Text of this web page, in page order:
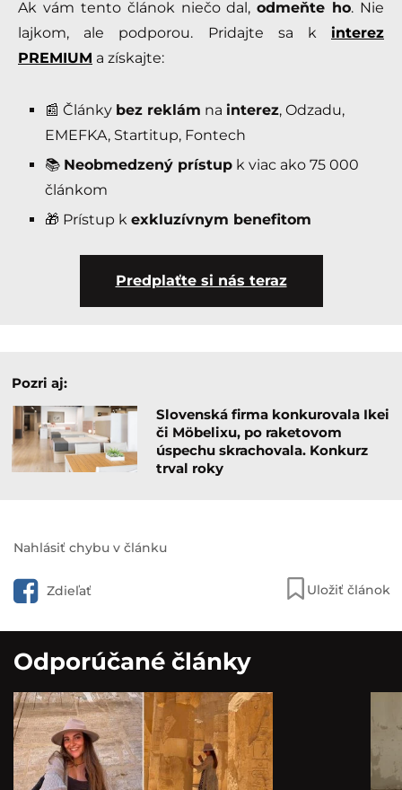
Ak vám tento článok niečo dal,odmeňte ho. Nie
lajkom, ale podporou. Pridajte sa k interez
PREMIUM a získajte:
📰 Články bez reklám na interez, Odzadu,
EMEFKA, Startitup, Fontech
📚 Neobmedzený prístup k viac ako 75 000
článkom
🎁 Prístup k exkluzívnym benefitom
Predplaťte si nás teraz
Pozri aj:
Slovenská firma konkurovala Ikei
či Möbelixu, po raketovom
úspechu skrachovala. Konkurz
trval roky
Nahlásiť chybu v článku
Zdieľať Uložiť článok
Odporúčané články